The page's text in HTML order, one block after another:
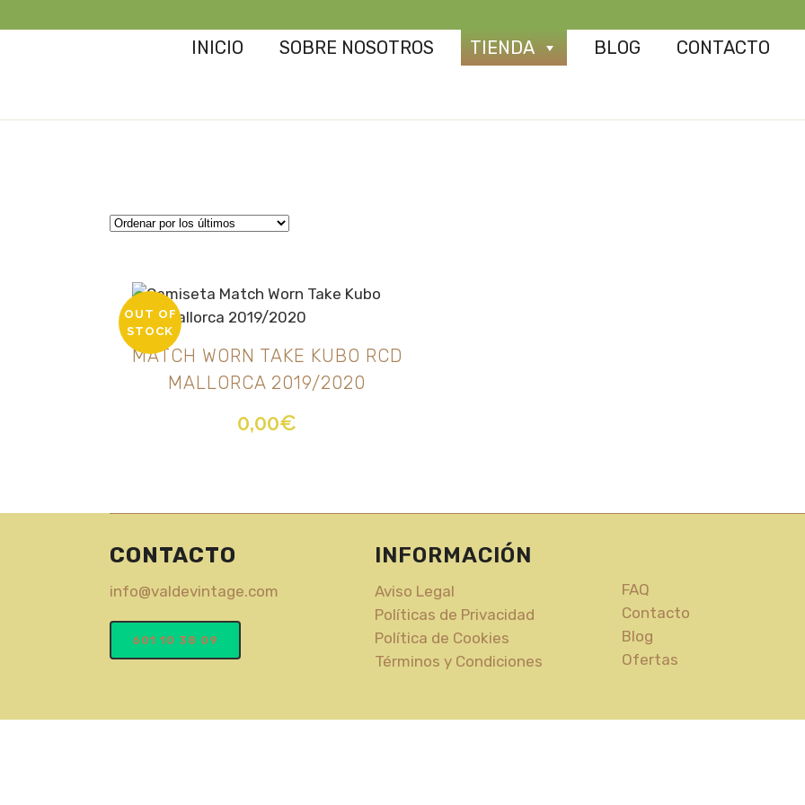
INICIO SOBRE NOSOTROS TIENDA BLOG CONTACTO
OUT OF
STOCK
MATCH WORN TAKE KUBO RCD
MALLORCA 2019/2020
0,00€
CONTACTO
info@valdevintage.com
601 10 38 09
INFORMACIÓN
Aviso Legal
Políticas de Privacidad
Política de Cookies
Términos y Condiciones
FAQ
Contacto
Blog
Ofertas